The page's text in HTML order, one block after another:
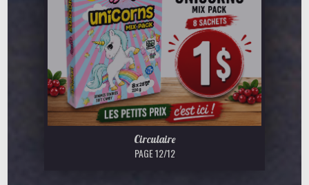
Circulaire
PAGE 12/12